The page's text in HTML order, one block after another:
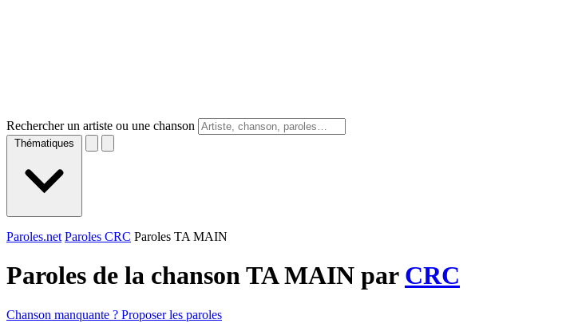
Rechercher un artiste ou une chanson
Thématiques
Paroles.net Paroles CRC Paroles TA MAIN
Paroles de la chanson TA MAIN par CRC
Chanson manquante ? Proposer les paroles